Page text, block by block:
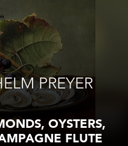
PREYER
OYSTERS,
FLUTE